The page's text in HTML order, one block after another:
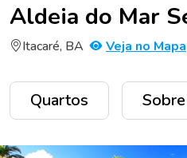
Aldeia do Mar
Itacaré, BA Veja no Mapa
Quartos